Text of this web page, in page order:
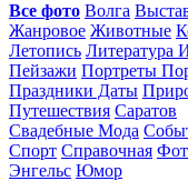
Все фото Волга
Жанровое Животные
Летопись Литература
Пейзажи Портреты
Праздники Даты
Путешествия Саратов
Свадебные Мода
Спорт Справочная
Энгельс Юмор